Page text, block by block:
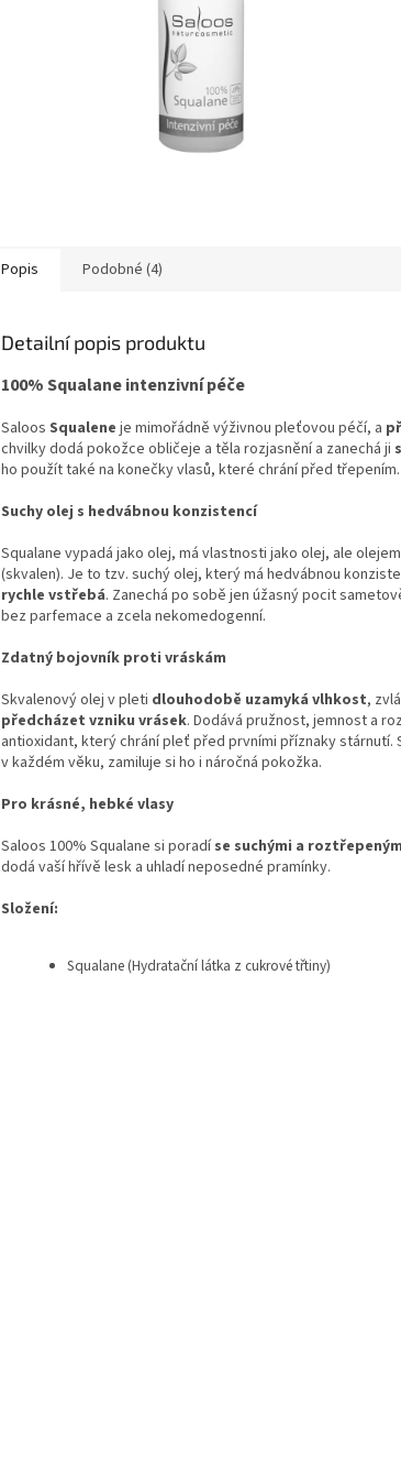
Popis Podobné (4)
Detailní popis produktu
100% Squalane intenzivní péče
Saloos Squalene je mimořádně výživnou pleťovou péčí, a
chvilky dodá pokožce obličeje a těla rozjasnění a zanechá ji
ho použít také na konečky vlasů, které chrání před třepením.
Suchy olej s hedvábnou konzistencí
Squalane vypadá jako olej, má vlastnosti jako olej, ale
(skvalen). Je to tzv. suchý olej, který má hedvábnou
rychle vstřebá. Zanechá po sobě jen úžasný pocit
bez parfemace a zcela nekomedogenní.
Zdatný bojovník proti vráskám
Skvalenový olej v pleti dlouhodobě uzamyká vlhkost,
předcházet vzniku vrásek. Dodává pružnost, jemnost a
antioxidant, který chrání pleť před prvními příznaky
v každém věku, zamiluje si ho i náročná pokožka.
Pro krásné, hebké vlasy
Saloos 100% Squalane si poradíse suchými a
dodá vaší hřívě lesk a uhladí neposedné pramínky.
Složení:
Squalane (Hydratační látka z cukrové třtiny)